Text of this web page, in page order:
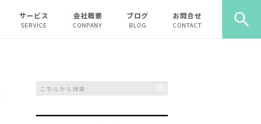
サービス
SERVICE
会社概要
CONPANY
ブログ
BLOG
お問合せ
CONTACT